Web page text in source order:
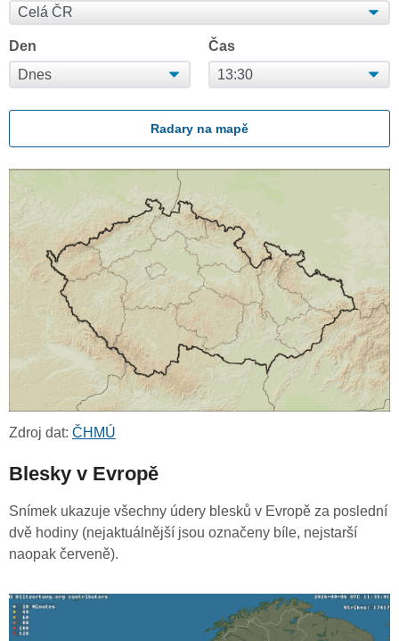
Den Čas
Radary na mapě
Zdroj dat: ČHMÚ
Blesky v Evropě
Snímek ukazuje všechny údery blesků v Evropě za poslední
dvě hodiny (nejaktuálnější jsou označeny bíle, nejstarší
naopak červeně).